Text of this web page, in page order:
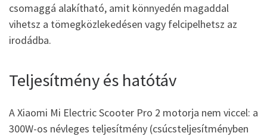
csomaggá alakítható, amit könnyedén magaddal
vihetsz a tömegközlekedésen vagy felcipelhetsz az
irodádba.
Teljesítmény és hatótáv
A Xiaomi Mi Electric Scooter Pro 2 motorja nem viccel: a
300W-os névleges teljesítmény (csúcsteljesítményben